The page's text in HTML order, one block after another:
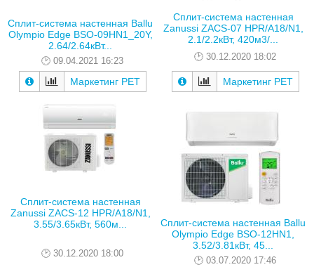
Сплит-система настенная Ballu
Olympio Edge BSO-09HN1_20Y,
2.64/2.64кВт...
09.04.2021 16:23
Маркетинг РЕТ
Сплит-система настенная
Zanussi ZACS-07 HPR/A18/N1,
2.1/2.2кВт, 420м3/...
30.12.2020 18:02
Маркетинг РЕТ
Сплит-система настенная
Zanussi ZACS-12 HPR/A18/N1,
3.55/3.65кВт, 560м...
30.12.2020 18:00
Сплит-система настенная Ballu
Olympio Edge BSO-12HN1,
3.52/3.81кВт, 45...
03.07.2020 17:46